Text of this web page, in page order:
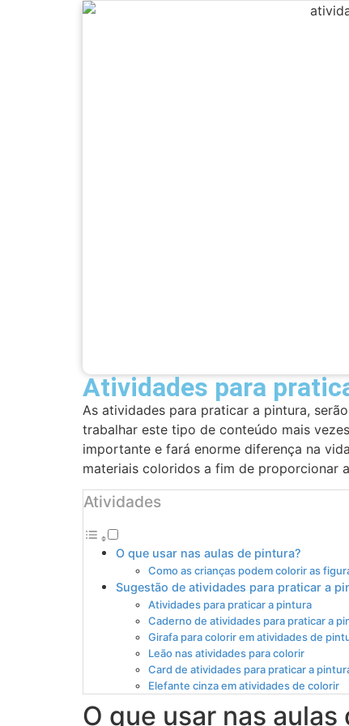
Atividades para
As atividades para praticar a pintura,
trabalhar este tipo de conteúdo mais
importante e fará enorme diferença na
materiais coloridos a fim de proporcionar
Atividades
O que usar nas aulas de pintura?
Como as crianças podem colorir as
Sugestão de atividades para praticar a
Atividades para praticar a pintura
Caderno de atividades para praticar a
Girafa para colorir em atividades de
Leão nas atividades para colorir
Card de atividades para praticar a
Elefante cinza em atividades de colorir
O que usar nas